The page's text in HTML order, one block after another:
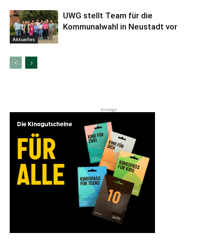
Aktuelles
UWG stellt Team für die
Kommunalwahl in Neustadt vor
Anzeige